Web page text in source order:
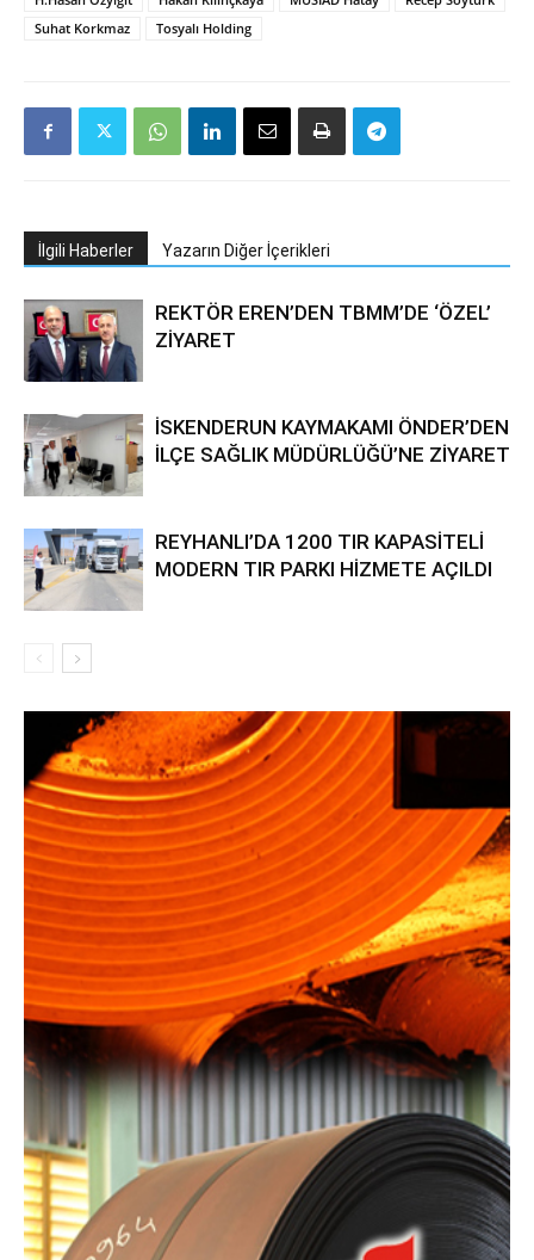
Suhat Korkmaz
Tosyalı Holding
İlgili Haberler Yazarın Diğer İçerikleri
REKTÖR EREN’DEN TBMM’DE ‘ÖZEL’
ZİYARET
İSKENDERUN KAYMAKAMI ÖNDER’DEN
İLÇE SAĞLIK MÜDÜRLÜĞÜ’NE ZİYARET
REYHANLI’DA 1200 TIR KAPASİTELİ
MODERN TIR PARKI HİZMETE AÇILDI